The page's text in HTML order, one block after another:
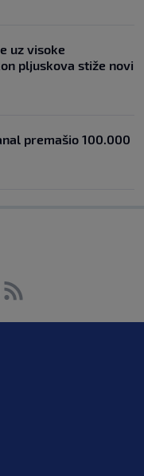
uz visoke
pljuskova stiže novi
premašio 100.000